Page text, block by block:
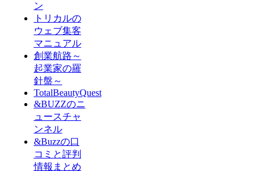
ン
トリカルの
ウェブ集客
マニュアル
創業航路～
起業家の羅
針盤～
TotalBeautyQuest
&BUZZのニ
ュースチャ
ンネル
&Buzzの口
コミと評判
情報まとめ